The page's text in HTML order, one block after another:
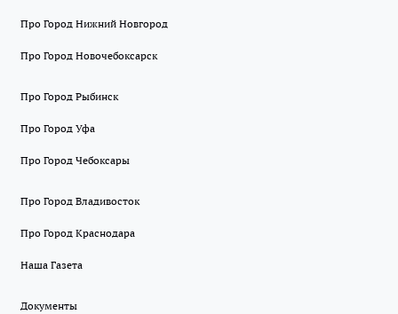
Про Город Нижний Новгород
Про Город Новочебоксарск
Про Город Рыбинск
Про Город Уфа
Про Город Чебоксары
Про Город Владивосток
Про Город Краснодара
Наша Газета
Документы